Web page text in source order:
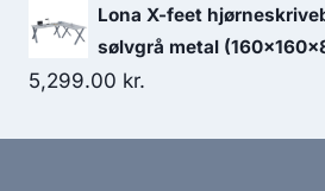
Lona X-feet
sølvgrå metal
5,299.00 kr.